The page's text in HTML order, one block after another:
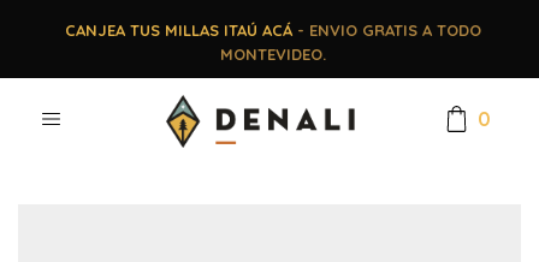
CANJEA TUS MILLAS ITAÚ ACÁ- ENVIO GRATIS A TODO
MONTEVIDEO.
0